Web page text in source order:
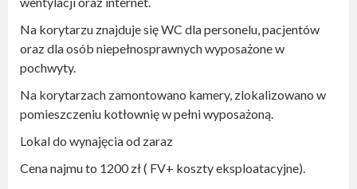
Na korytarzu znajduje się WC dla personelu, pacjentów
oraz dla osób niepełnosprawnych wyposażone w
pochwyty.
Na korytarzach zamontowano kamery, zlokalizowano w
pomieszczeniu kotłownię w pełni wyposażoną.
Lokal do wynajęcia od zaraz
Cena najmu to 1200 zł ( FV+ koszty eksploatacyjne).